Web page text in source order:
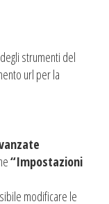
strumenti del
url per la
“Impostazioni
modificare le